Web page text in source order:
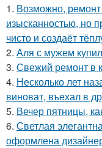
1. Возможно, ремонт
изысканностью, но
чисто и создаёт
2. Аля с мужем
3. Свежий ремонт в
4. Несколько лет
виноват, въехал в
5. Вечер пятницы,
6. Светлая
оформлена